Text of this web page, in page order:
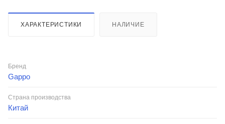
ХАРАКТЕРИСТИКИ НАЛИЧИЕ
Бренд
Gappo
Страна производства
Китай